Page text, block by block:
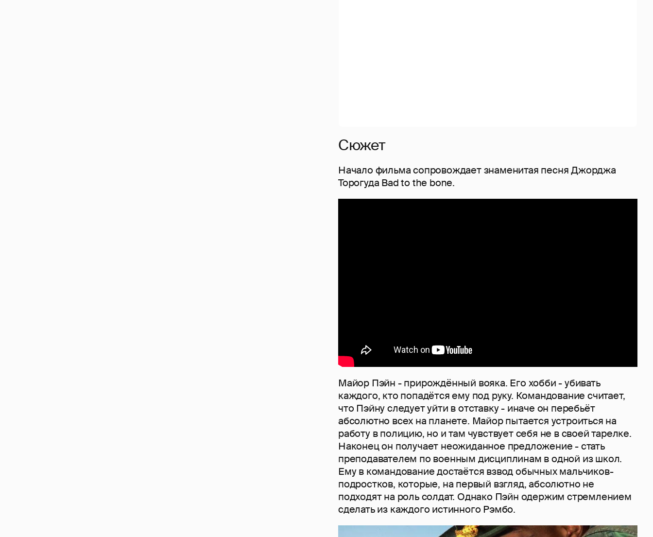
Сюжет
Начало фильма сопровождает знаменитая песня Джорджа
Торогуда Bad to the bone.
Майор Пэйн - прирождённый вояка. Его хобби - убивать
каждого, кто попадётся ему под руку. Командование считает,
что Пэйну следует уйти в отставку - иначе он перебьёт
абсолютно всех на планете. Майор пытается устроиться на
работу в полицию, но и там чувствует себя не в своей тарелке.
Наконец он получает неожиданное предложение - стать
преподавателем по военным дисциплинам в одной из школ.
Ему в командование достаётся взвод обычных мальчиков-
подростков, которые, на первый взгляд, абсолютно не
подходят на роль солдат. Однако Пэйн одержим стремлением
сделать из каждого истинного Рэмбо.